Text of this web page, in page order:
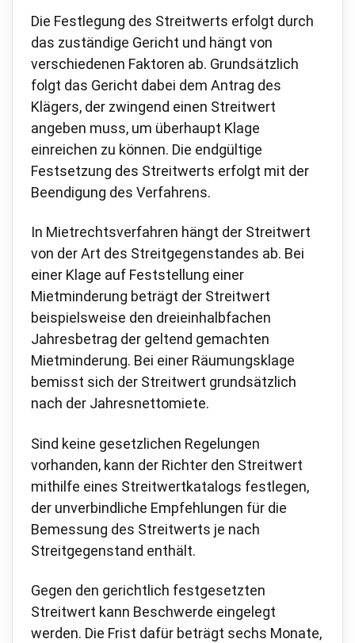
Die Festlegung des Streitwerts erfolgt durch
das zuständige Gericht und hängt von
verschiedenen Faktoren ab. Grundsätzlich
folgt das Gericht dabei dem Antrag des
Klägers, der zwingend einen Streitwert
angeben muss, um überhaupt Klage
einreichen zu können. Die endgültige
Festsetzung des Streitwerts erfolgt mit der
Beendigung des Verfahrens.
In Mietrechtsverfahren hängt der Streitwert
von der Art des Streitgegenstandes ab. Bei
einer Klage auf Feststellung einer
Mietminderung beträgt der Streitwert
beispielsweise den dreieinhalbfachen
Jahresbetrag der geltend gemachten
Mietminderung. Bei einer Räumungsklage
bemisst sich der Streitwert grundsätzlich
nach der Jahresnettomiete.
Sind keine gesetzlichen Regelungen
vorhanden, kann der Richter den Streitwert
mithilfe eines Streitwertkatalogs festlegen,
der unverbindliche Empfehlungen für die
Bemessung des Streitwerts je nach
Streitgegenstand enthält.
Gegen den gerichtlich festgesetzten
Streitwert kann Beschwerde eingelegt
werden. Die Frist dafür beträgt sechs Monate,